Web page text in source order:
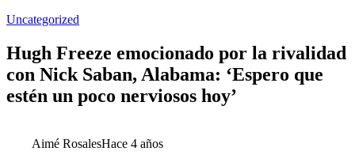
Uncategorized
Hugh Freeze emocionado por la rivalidad
con Nick Saban, Alabama: ‘Espero que
estén un poco nerviosos hoy’
Aimé RosalesHace 4 años